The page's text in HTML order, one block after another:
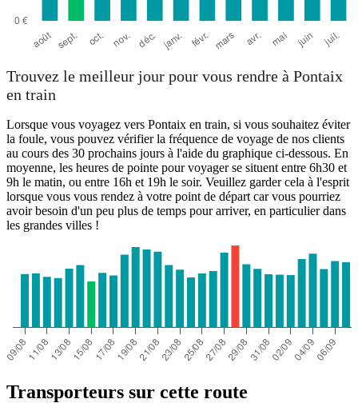
Trouvez le meilleur jour pour vous rendre à Pontaix
en train
Lorsque vous voyagez vers Pontaix en train, si vous souhaitez éviter
la foule, vous pouvez vérifier la fréquence de voyage de nos clients
au cours des 30 prochains jours à l'aide du graphique ci-dessous. En
moyenne, les heures de pointe pour voyager se situent entre 6h30 et
9h le matin, ou entre 16h et 19h le soir. Veuillez garder cela à l'esprit
lorsque vous vous rendez à votre point de départ car vous pourriez
avoir besoin d'un peu plus de temps pour arriver, en particulier dans
les grandes villes !
Transporteurs sur cette route